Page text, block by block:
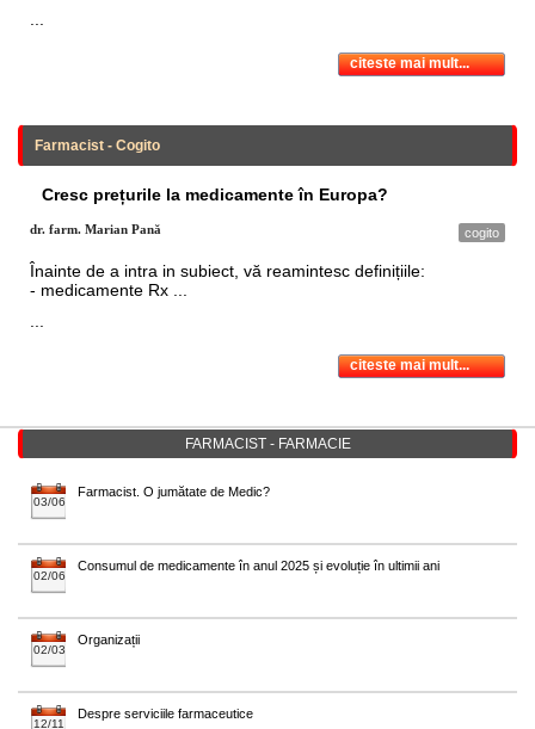
citeste mai mult...
Farmacist - Cogito
Cresc prețurile la medicamente în Europa?
dr. farm. Marian Pană cogito
Înainte de a intra in subiect, vă reamintesc definițiile:
- medicamente Rx ...
citeste mai mult...
FARMACIST - FARMACIE
03/06
Farmacist. O jumătate de Medic?
02/06
Consumul de medicamente în anul 2025 și evoluție în ultimii ani
02/03
Organizații
12/11
Despre serviciile farmaceutice